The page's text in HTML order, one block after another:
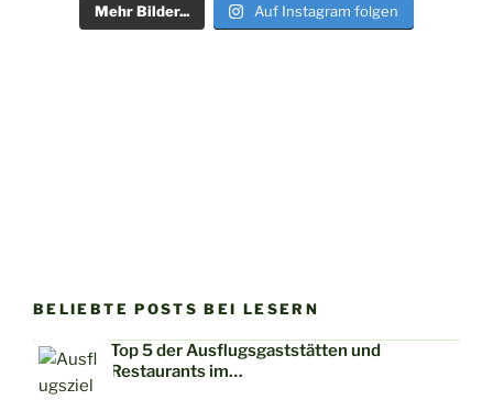
Mehr Bilder... Auf Instagram folgen
BELIEBTE POSTS BEI LESERN
Top 5 der Ausflugsgaststätten und
Restaurants im…